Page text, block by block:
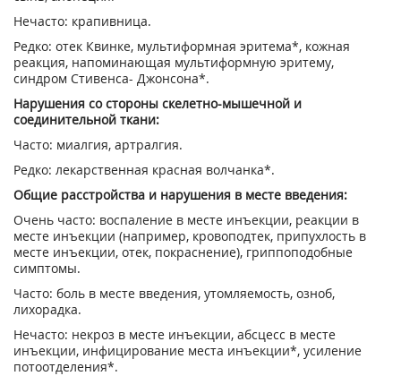
Нечасто: крапивница.
Редко: отек Квинке, мультиформная эритема*, кожная
реакция, напоминающая мультиформную эритему,
синдром Стивенса- Джонсона*.
Нарушения со стороны скелетно-мышечной и
соединительной ткани:
Часто: миалгия, артралгия.
Редко: лекарственная красная волчанка*.
Общие расстройства и нарушения в месте введения:
Очень часто: воспаление в месте инъекции, реакции в
месте инъекции (например, кровоподтек, припухлость в
месте инъекции, отек, покраснение), гриппоподобные
симптомы.
Часто: боль в месте введения, утомляемость, озноб,
лихорадка.
Нечасто: некроз в месте инъекции, абсцесс в месте
инъекции, инфицирование места инъекции*, усиление
потоотделения*.